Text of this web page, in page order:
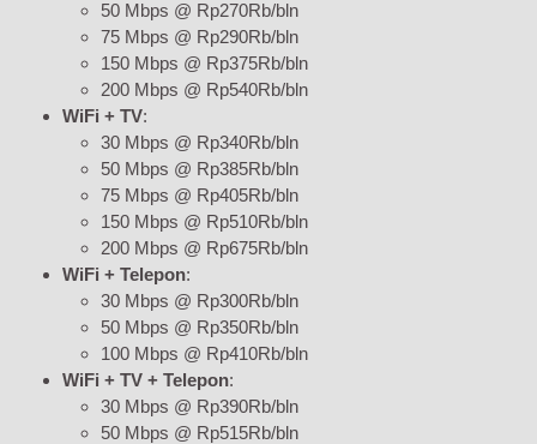
50 Mbps @ Rp270Rb/bln
75 Mbps @ Rp290Rb/bln
150 Mbps @ Rp375Rb/bln
200 Mbps @ Rp540Rb/bln
WiFi + TV:
30 Mbps @ Rp340Rb/bln
50 Mbps @ Rp385Rb/bln
75 Mbps @ Rp405Rb/bln
150 Mbps @ Rp510Rb/bln
200 Mbps @ Rp675Rb/bln
WiFi + Telepon:
30 Mbps @ Rp300Rb/bln
50 Mbps @ Rp350Rb/bln
100 Mbps @ Rp410Rb/bln
WiFi + TV + Telepon:
30 Mbps @ Rp390Rb/bln
50 Mbps @ Rp515Rb/bln